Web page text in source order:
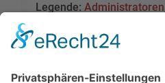
Legende: Administratoren
Kürzlich registrierte